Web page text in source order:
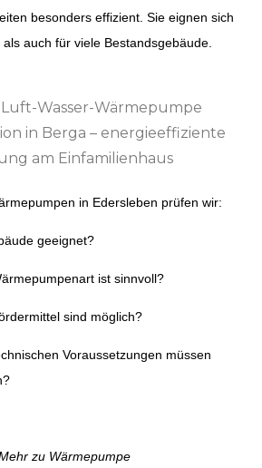
besonders effizient. Sie eignen sich
auch für viele Bestandsgebäude.
in Edersleben prüfen wir:
geeignet?
ist sinnvoll?
sind möglich?
Voraussetzungen müssen
zu Wärmepumpe